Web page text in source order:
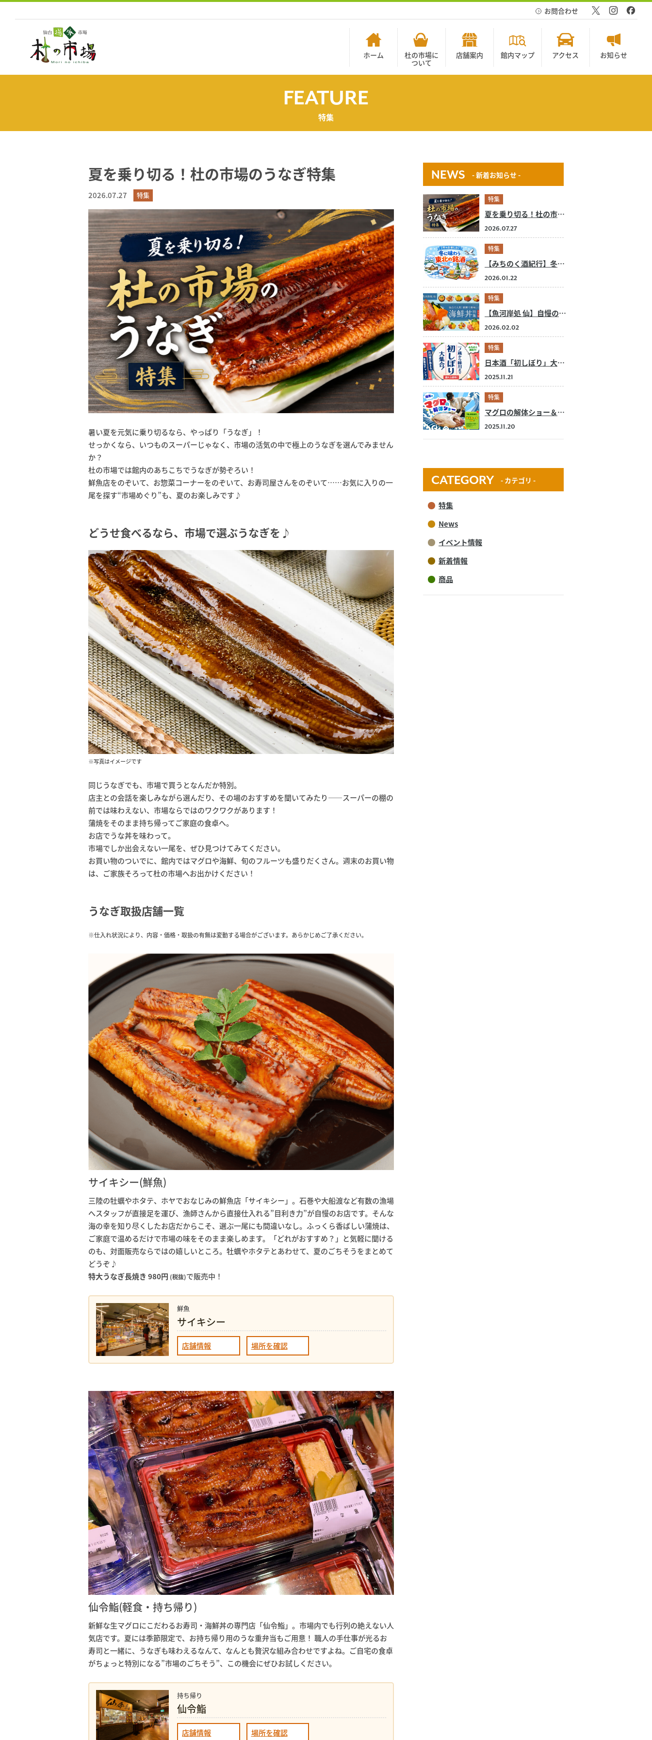
ス
ホーム
杜の市場に
ついて
店舗案内 館内マップ アクセス お知らせ
お問合わせ
FEATURE
特集
夏を乗り切る！杜の市場のうなぎ特集
2026.07.27 特集
暑い夏を元気に乗り切るなら、やっぱり「うなぎ」！
せっかくなら、いつものスーパーじゃなく、市場の活気の中で極上のうなぎを選んでみません
か？
杜の市場では館内のあちこちでうなぎが勢ぞろい！
鮮魚店をのぞいて、お惣菜コーナーをのぞいて、お寿司屋さんをのぞいて……お気に入りの一
尾を探す“市場めぐり”も、夏のお楽しみです♪
どうせ食べるなら、市場で選ぶうなぎを♪
※写真はイメージです
同じうなぎでも、市場で買うとなんだか特別。
店主との会話を楽しみながら選んだり、その場のおすすめを聞いてみたり——スーパーの棚の
前では味わえない、市場ならではのワクワクがあります！
蒲焼をそのまま持ち帰ってご家庭の食卓へ。
お店でうな丼を味わって。
市場でしか出会えない一尾を、ぜひ見つけてみてください。
お買い物のついでに、館内ではマグロや海鮮、旬のフルーツも盛りだくさん。週末のお買い物
は、ご家族そろって杜の市場へお出かけください！
うなぎ取扱店舗一覧
※仕入れ状況により、内容・価格・取扱の有無は変動する場合がございます。あらかじめご了承ください。
サイキシー(鮮魚)
三陸の牡蠣やホタテ、ホヤでおなじみの鮮魚店「サイキシー」。石巻や大船渡など有数の漁場
へスタッフが直接足を運び、漁師さんから直接仕入れる”目利き力”が自慢のお店です。そんな
海の幸を知り尽くしたお店だからこそ、選ぶ一尾にも間違いなし。ふっくら香ばしい蒲焼は、
ご家庭で温めるだけで市場の味をそのまま楽しめます。「どれがおすすめ？」と気軽に聞ける
のも、対面販売ならではの嬉しいところ。牡蠣やホタテとあわせて、夏のごちそうをまとめて
どうぞ♪
特大うなぎ長焼き 980円 (税抜)で販売中！
鮮魚
サイキシー
店舗情報 場所を確認
仙令鮨(軽食・持ち帰り)
新鮮な生マグロにこだわるお寿司・海鮮丼の専門店「仙令鮨」。市場内でも行列の絶えない人
気店です。夏には季節限定で、お持ち帰り用のうな重弁当もご用意！ 職人の手仕事が光るお
寿司と一緒に、うなぎも味わえるなんて、なんとも贅沢な組み合わせですよね。ご自宅の食卓
がちょっと特別になる”市場のごちそう”、この機会にぜひお試しください。
持ち帰り
仙令鮨
店舗情報 場所を確認
NEWS - 新着お知らせ -
特集
夏を乗り切る！杜の市場のうなぎ特集
2026.07.27
特集
【みちのく酒紀行】冬のお楽しみ！この季節に味わう東北の銘酒
2026.01.22
特集
【魚河岸処 仙】自慢の海鮮丼特集！
2026.02.02
特集
日本酒「初しぼり」大集合！
2025.11.21
特集
マグロの解体ショー＆野菜半額セール
2025.11.20
CATEGORY - カテゴリ -
特集
News
イベント情報
新着情報
商品